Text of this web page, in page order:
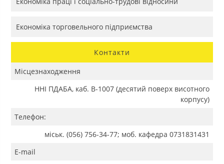
Економіка торговельного підприємства
Контакти
Місцезнаходження
ННІ ПДАБА, каб. В-1007 (десятий поверх висотного
корпусу)
Телефон:
міськ. (056) 756-34-77; моб. кафедра 0731831431
E-mail